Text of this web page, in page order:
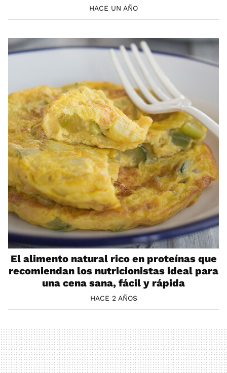
HACE UN AÑO
El alimento natural rico en proteínas que
recomiendan los nutricionistas ideal para
una cena sana, fácil y rápida
HACE 2 AÑOS